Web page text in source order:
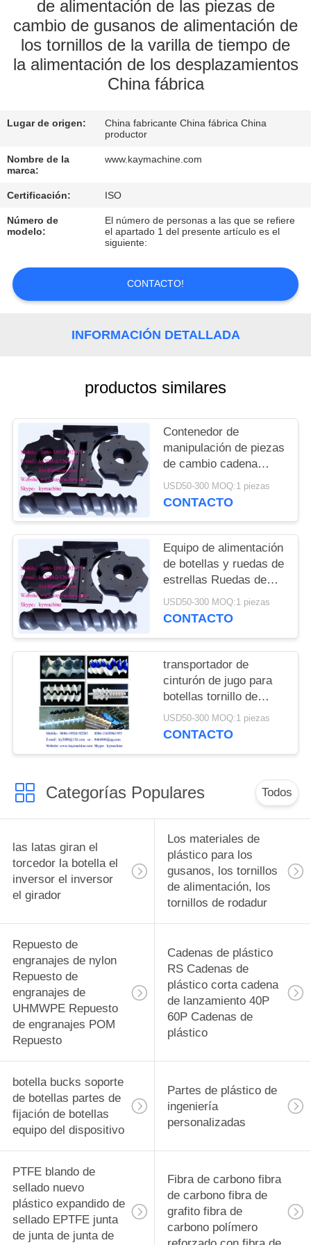
CONTROL
DE
CALIDAD
CONTACTO
NOTICIAS
SOLICITAR
UNA
COTIZACIÓN
MAPA
PRIVACY
de alimentación de las piezas de
cambio de gusanos de alimentación de
los tornillos de la varilla de tiempo de
la alimentación de los desplazamientos
China fábrica
Lugar de origen:
China fabricante China fábrica China
productor
Nombre de la
marca:
www.kaymachine.com
Certificación: ISO
Número de
modelo:
El número de personas a las que se refiere
el apartado 1 del presente artículo es el
siguiente:
CONTACTO!
INFORMACIÓN DETALLADA
productos similares
Contenedor de
manipulación de piezas
de cambio cadena
transportadora para
cerveza línea de
alimentación China
fabricante
USD50-300 MOQ:1 piezas
CONTACTO
Equipo de alimentación
de botellas y ruedas de
estrellas Ruedas de
estrellas de plástico y
engranajes de plástico
USD50-300 MOQ:1 piezas
CONTACTO
transportador de
cinturón de jugo para
botellas tornillo de
alimentación para
botellas tornillos de
equipos de
USD50-300 MOQ:1 piezas
CONTACTO
Categorías Populares Todos
las latas giran el
torcedor la botella el
inversor el inversor
el girador
Los materiales de
plástico para los
gusanos, los tornillos
de alimentación, los
tornillos de rodadur
Repuesto de
engranajes de nylon
Repuesto de
engranajes de
UHMWPE Repuesto
de engranajes POM
Repuesto
Cadenas de plástico
RS Cadenas de
plástico corta cadena
de lanzamiento 40P
60P Cadenas de
plástico
botella bucks soporte
de botellas partes de
fijación de botellas
equipo del dispositivo
Partes de plástico de
ingeniería
personalizadas
PTFE blando de
sellado nuevo
plástico expandido de
sellado EPTFE junta
de junta de junta de
Fibra de carbono fibra
de carbono fibra de
grafito fibra de
carbono polímero